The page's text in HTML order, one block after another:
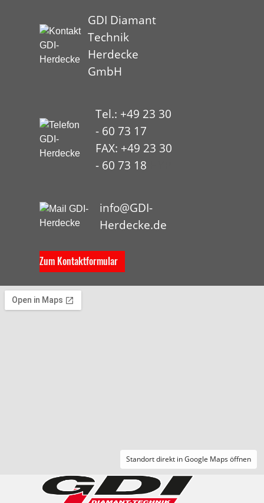
GDI Diamant
Technik
Herdecke
GmbH
Tel.: +49 23 30
- 60 73 17
FAX: +49 23 30
- 60 73 18
info@GDI-
Herdecke.de
Zum Kontaktformular
Standort direkt in Google Maps öffnen